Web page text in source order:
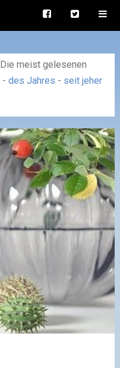
Die meist gelesenen
- des Jahres - seit jeher